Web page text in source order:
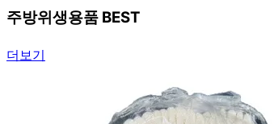
주방위생용품 BEST
더보기